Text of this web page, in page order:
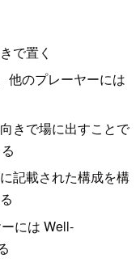
で置く
他のプレーヤーには
きで場に出すことで
記載された構成を構
には Well-